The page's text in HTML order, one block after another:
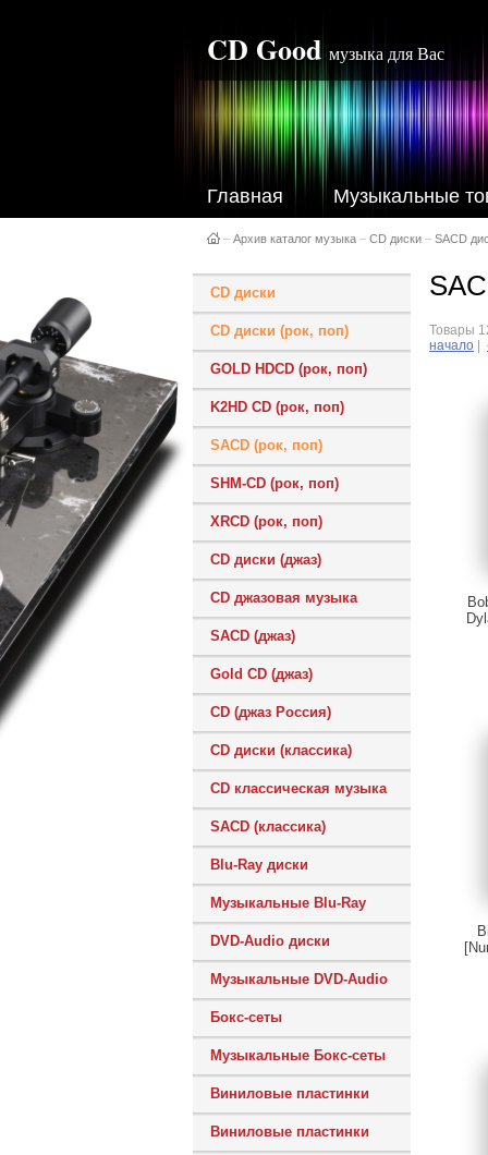
CD Good музыка для Вас
Главная Музыкальные
– Архив каталог музыка – CD диски – SACD
CD диски
CD диски (рок, поп)
GOLD HDCD (рок, поп)
K2HD CD (рок, поп)
SACD (рок, поп)
SHM-CD (рок, поп)
XRCD (рок, поп)
CD диски (джаз)
CD джазовая музыка
SACD (джаз)
Gold CD (джаз)
CD (джаз Россия)
CD диски (классика)
CD классическая музыка
SACD (классика)
Blu-Ray диски
Музыкальные Blu-Ray
DVD-Audio диски
Музыкальные DVD-Audio
Бокс-сеты
Музыкальные Бокс-сеты
Виниловые пластинки
Виниловые пластинки
Товары
начало